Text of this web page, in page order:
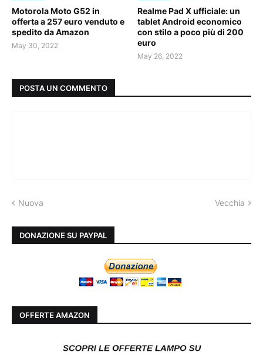
Motorola Moto G52 in
offerta a 257 euro venduto e
spedito da Amazon
May 30, 2022
Realme Pad X ufficiale: un
tablet Android economico
con stilo a poco più di 200
euro
May 26, 2022
POSTA UN COMMENTO
Nuova Vecchia
DONAZIONE SU PAYPAL
OFFERTE AMAZON